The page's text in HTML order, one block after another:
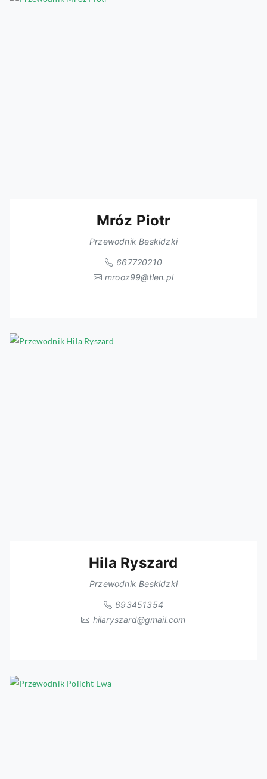
Mróz Piotr
Przewodnik Beskidzki
667720210
mrooz99@tlen.pl
Hila Ryszard
Przewodnik Beskidzki
693451354
hilaryszard@gmail.com